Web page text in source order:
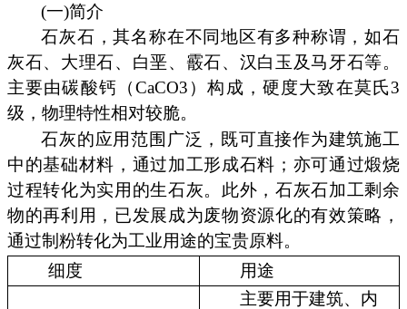
(一)简介
石灰石，其名称在不同地区有多种称谓，如石
灰石、大理石、白垩、霰石、汉白玉及马牙石等。
主要由碳酸钙（CaCO3）构成，硬度大致在莫氏3
级，物理特性相对较脆。
石灰的应用范围广泛，既可直接作为建筑施工
中的基础材料，通过加工形成石料；亦可通过煅烧
过程转化为实用的生石灰。此外，石灰石加工剩余
物的再利用，已发展成为废物资源化的有效策略，
通过制粉转化为工业用途的宝贵原料。
细度
用途
主要用于建筑、内